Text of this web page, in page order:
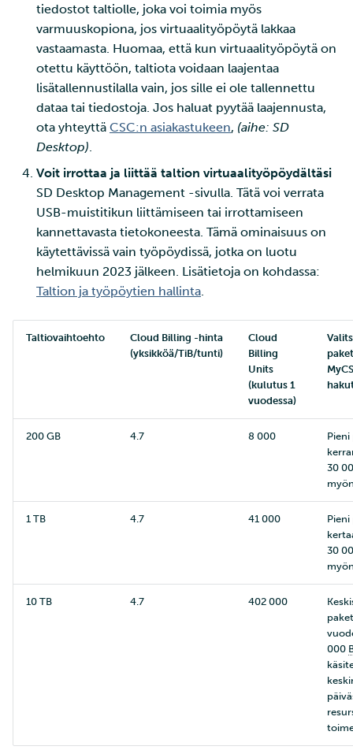
tiedostot taltiolle, joka voi toimia myös
varmuuskopiona, jos virtuaalityöpöytä lakkaa
vastaamasta. Huomaa, että kun virtuaalityöpöytä on
otettu käyttöön, taltiota voidaan laajentaa
lisätallennustilalla vain, jos sille ei ole tallennettu
dataa tai tiedostoja. Jos haluat pyytää laajennusta,
ota yhteyttä CSC:n asiakastukeen, (aihe: SD
Desktop)
Voit irrottaa ja liittää taltion virtuaalityöpöydältäsi
SD Desktop Management -sivulla. Tätä voi verrata
USB-muistitikun liittämiseen tai irrottamiseen
kannettavasta tietokoneesta. Tämä ominaisuus on
käytettävissä vain työpöydissä, jotka on luotu
helmikuun 2023 jälkeen. Lisätietoja on kohdassa:
Taltion ja työpöytien hallinta
Taltiovaihtoehto
Cloud Billing -hinta
(yksikköä/TiB/tunti)
Cloud
Billing
Units
(kulutus 1
vuodessa)
200 GB 4.7 8 000
30
1 TB 4.7 41 000
Pieni
30
10 TB 4.7 402 000
000